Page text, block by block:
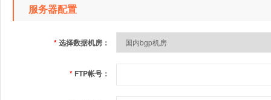
服务器配置
*选择数据机房：
* FTP帐号：